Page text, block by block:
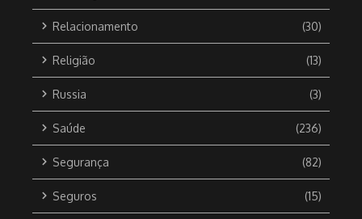
Relacionamento (30)
Religião (13)
Russia (3)
Saúde (236)
Segurança (82)
Seguros (15)